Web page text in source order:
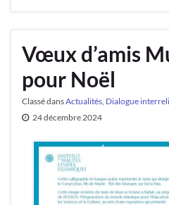
Vœux d’amis
pour Noël
Classé dansActualités Dialogue
24 décembre 2024